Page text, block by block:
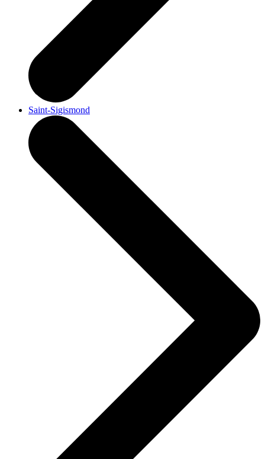
Saint-Sigismond